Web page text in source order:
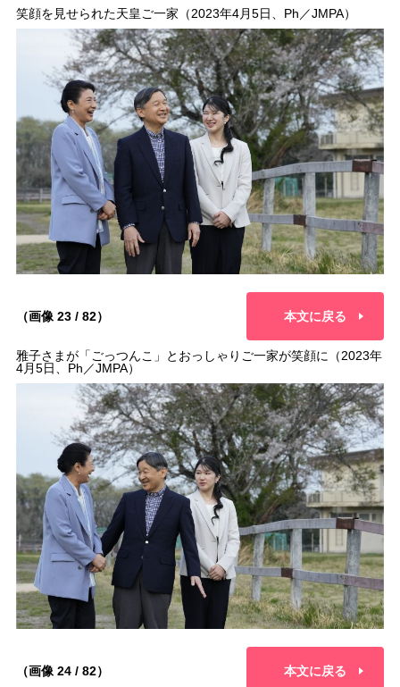
笑顔を見せられた天皇ご一家（2023年4月5日、Ph／JMPA）
（画像 23 / 82） 本文に戻る
雅子さまが「ごっつんこ」とおっしゃりご一家が笑顔に（2023年
4月5日、Ph／JMPA）
（画像 24 / 82） 本文に戻る